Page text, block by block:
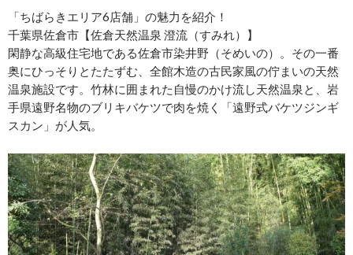
「ちばらきエリア6店舗」の魅力を紹介！
千葉県佐倉市【佐倉天然温泉 澄流（すみれ）】
閑静な高級住宅地である佐倉市染井野（そめいの）。その一番
奥にひっそりとたたずむ、全館木造の古民家風の佇まいの天然
温泉施設です。竹林に囲まれた自慢のかけ流し天然温泉と、岩
手県遠野名物のブリキバケツで肉を焼く「遠野式バケツジンギ
スカン」が人気。